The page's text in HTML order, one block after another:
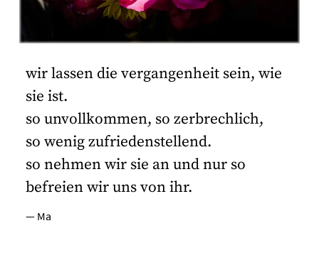
wir lassen die vergangenheit sein, wie
sie ist.
so unvollkommen, so zerbrechlich,
so wenig zufriedenstellend.
so nehmen wir sie an und nur so
befreien wir uns von ihr.
— Ma